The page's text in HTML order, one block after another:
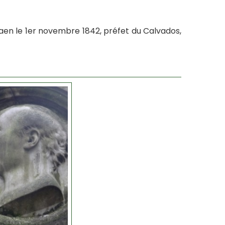
le 1er novembre 1842, préfet du Calvados,